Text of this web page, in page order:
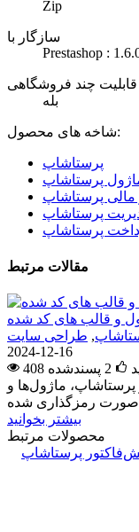
Zip
سازگار با
Prestashop :
قابلیت چند فروشگاهی
بله
شاخه های محصول:
پرستاشاپ
پرستاشاپ
مالی پرستاشاپ
پرستاشاپ
پرستاشاپ
مقالات مرتبط
و قالب های کد شده
, طراحی سایت
2024-12-16
2 پسندشده
ماژول‌ها و
بیشتر بخوانید
محصولات مرتبط